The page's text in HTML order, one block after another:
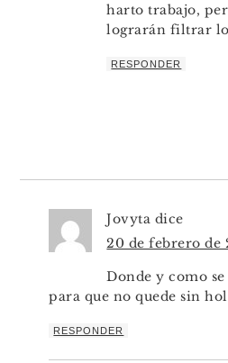
harto trabajo,
lograrán filtrar
RESPONDER
Jovyta dice
20 de febrero de
Donde y como
para que no quede sin
RESPONDER